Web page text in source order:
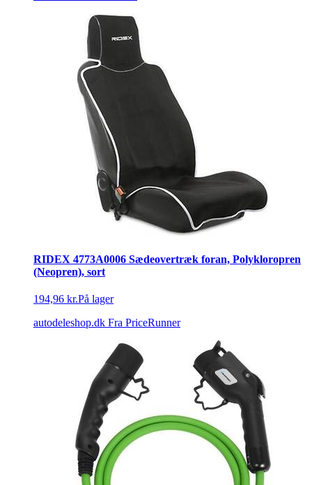
RIDEX 4773A0006 Sædeovertræk foran, Polykloropren
(Neopren), sort
194,96 kr.På lager
autodeleshop.dk Fra PriceRunner